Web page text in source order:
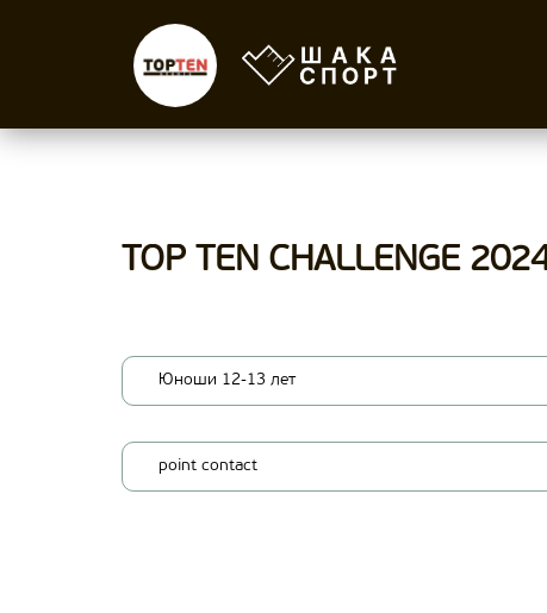
TOP TEN CHALLENGE
Юноши 12-13 лет
point contact